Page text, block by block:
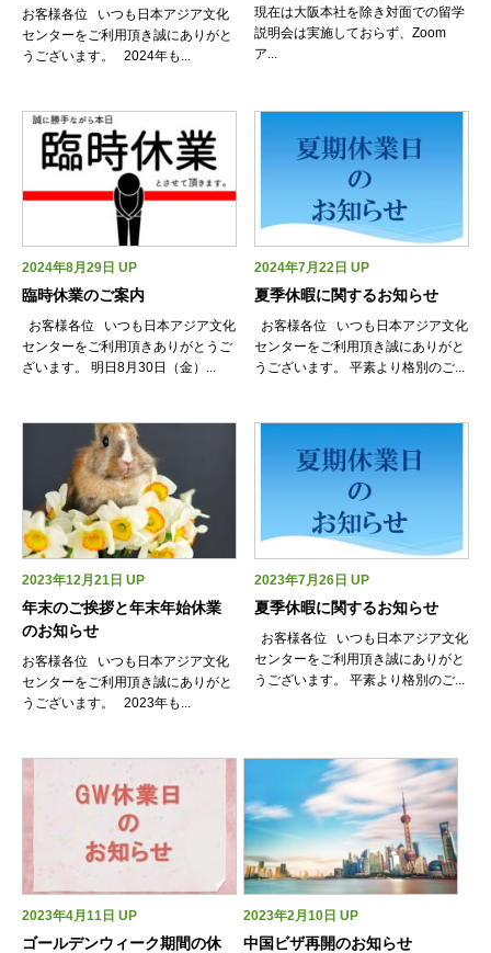
お客様各位 いつも日本アジア文化
センターをご利用頂き誠にありがと
うございます。 2024年も...
現在は大阪本社を除き対面での留学
説明会は実施しておらず、Zoom
ア...
2024年8月29日 UP
臨時休業のご案内
お客様各位 いつも日本アジア文化
センターをご利用頂きありがとうご
ざいます。 明日8月30日（金）...
2024年7月22日 UP
夏季休暇に関するお知らせ
お客様各位 いつも日本アジア文化
センターをご利用頂き誠にありがと
うございます。 平素より格別のご...
2023年12月21日 UP
年末のご挨拶と年末年始休業
のお知らせ
お客様各位 いつも日本アジア文化
センターをご利用頂き誠にありがと
うございます。 2023年も...
2023年7月26日 UP
夏季休暇に関するお知らせ
お客様各位 いつも日本アジア文化
センターをご利用頂き誠にありがと
うございます。 平素より格別のご...
2023年4月11日 UP
ゴールデンウィーク期間の休
2023年2月10日 UP
中国ビザ再開のお知らせ